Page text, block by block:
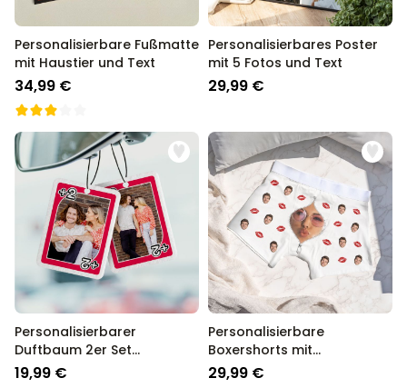
Personalisierbare Fußmatte
mit Haustier und Text
34,99 €
Personalisierbares Poster
mit 5 Fotos und Text
29,99 €
Personalisierbarer
Duftbaum 2er Set
Spielkarte mit Foto
19,99 €
Personalisierbare
Boxershorts mit
Reisverschluss Design
29,99 €